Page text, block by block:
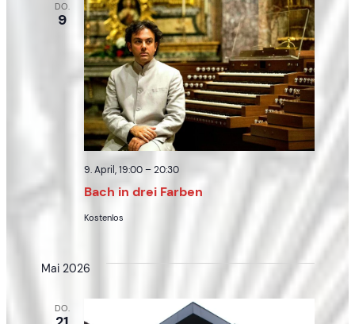
DO.
9
Bach in drei Farben
9. April, 19:00–20:30
Kostenlos
Mai 2026
DO.